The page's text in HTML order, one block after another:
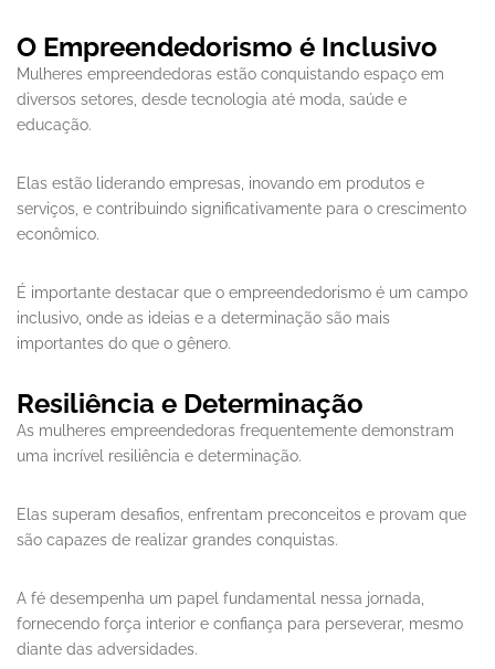
O Empreendedorismo é Inclusivo
Mulheres empreendedoras estão conquistando espaço em
diversos setores, desde tecnologia até moda, saúde e
educação.
Elas estão liderando empresas, inovando em produtos e
serviços, e contribuindo significativamente para o crescimento
econômico.
É importante destacar que o empreendedorismo é um campo
inclusivo, onde as ideias e a determinação são mais
importantes do que o gênero.
Resiliência e Determinação
As mulheres empreendedoras frequentemente demonstram
uma incrível resiliência e determinação.
Elas superam desafios, enfrentam preconceitos e provam que
são capazes de realizar grandes conquistas.
A fé desempenha um papel fundamental nessa jornada,
fornecendo força interior e confiança para perseverar, mesmo
diante das adversidades.